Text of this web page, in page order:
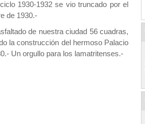
1930-1932 se vio truncado por el
de 1930.-
de nuestra ciudad 56 cuadras,
la construcción del hermoso Palacio
Un orgullo para los lamatritenses.-